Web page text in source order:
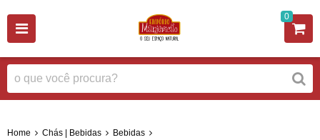
0
Home Chás | Bebidas
Bebidas